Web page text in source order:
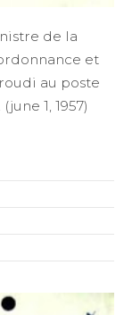
de la
et
au poste
1, 1957)